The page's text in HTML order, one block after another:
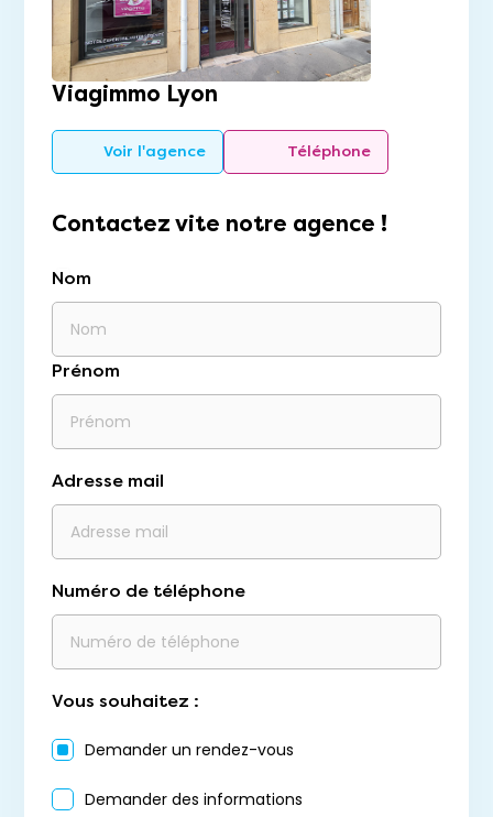
Viagimmo Lyon
Voir l'agence Téléphone
Contactez vite notre agence !
Nom
Prénom
Adresse mail
Numéro de téléphone
Vous souhaitez :
Demander un rendez-vous
Demander des informations